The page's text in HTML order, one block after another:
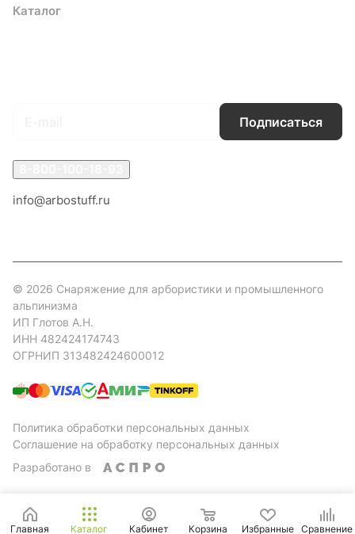
Каталог
Подписаться
info@arbostuff.ru
© 2026 Снаряжение для арбористики и промышленного
альпинизма
ИП Глотов А.Н.
ИНН 482424174743
ОГРНИП 313482424600012
Политика обработки персональных данных
Соглашение на обработку персональных данных
Разработано в
Главная Каталог Кабинет Корзина Избранные Сравнение